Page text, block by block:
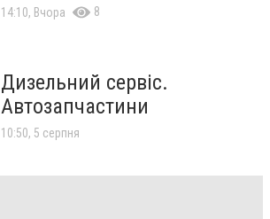
14:10, Вчора 8
Дизельний сервіс.
Автозапчастини
10:50, 5 серпня